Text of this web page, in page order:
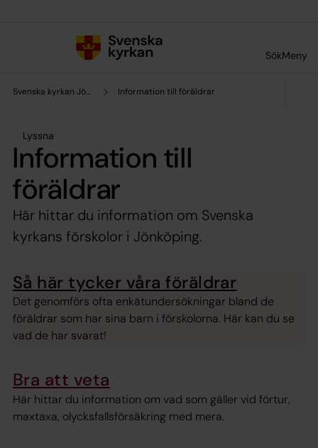
SökMeny
Svenska kyrkan Jönköping Information till föräldrar
Lyssna
Information till
föräldrar
Här hittar du information om Svenska
kyrkans förskolor i Jönköping.
Så här tycker våra föräldrar
Det genomförs ofta enkätundersökningar bland de
föräldrar som har sina barn i förskolorna. Här kan du se
vad de har svarat!
Bra att veta
Här hittar du information om vad som gäller vid förtur,
maxtaxa, olycksfallsförsäkring med mera.